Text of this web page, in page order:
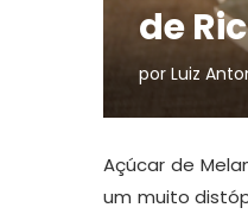
de
por Luiz
Açúcar de
um muito